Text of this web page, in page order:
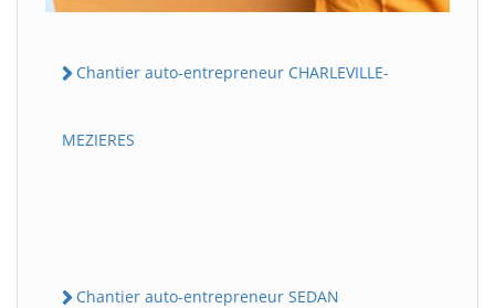
Chantier auto-entrepreneur CHARLEVILLE-
MEZIERES
Chantier auto-entrepreneur SEDAN